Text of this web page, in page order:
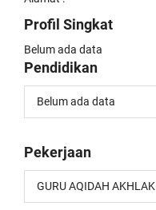
Profil Singkat
Belum ada data
Pendidikan
Belum ada data
Pekerjaan
GURU AQIDAH AKHLAK